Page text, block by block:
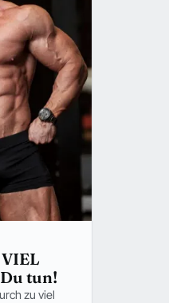
tun!
zu viel